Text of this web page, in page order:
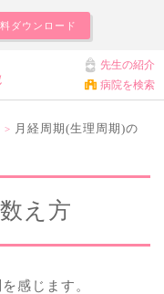
ダウンロード
先生の紹介
病院を検索
> 月経周期(生理周期)の
え方
感じます。